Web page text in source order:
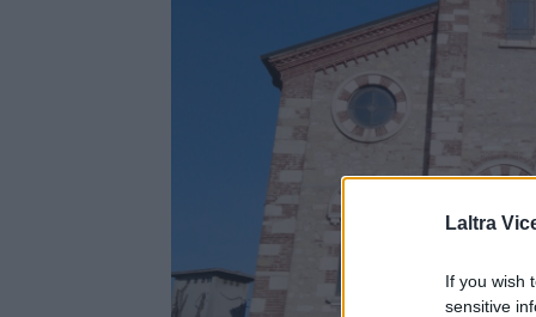
Laltra
If you wish
sensitive